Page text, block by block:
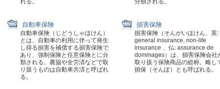
れる。
分類される。
自動車保険
自動車保険（じどうしゃほけん）
とは、自動車の利用に伴って発生
し得る損害を補償する損害保険で
あり、強制保険と任意保険とに分
類される。農協や全労済などで取
り扱うものは自動車共済と呼ばれ
る。
損害保険
損害保険（そんがいほけん、英:
general insurance, non-life
insurance 、仏: assurance de
dommages）は、損害保険会社
取り扱う保険商品の総称。略し
損保（そんぽ）とも呼ばれる。